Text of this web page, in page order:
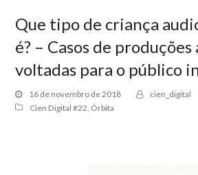
Que tipo de criança
é? – Casos de
voltadas para o público
16 de novembro de 2018
cien_digital
Cien Digital #22 Órbita